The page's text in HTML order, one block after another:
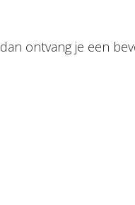
ontvang je een